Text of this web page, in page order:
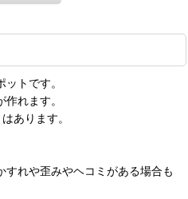
トです。
れます。
あります。
れや歪みやヘコミがある場合も